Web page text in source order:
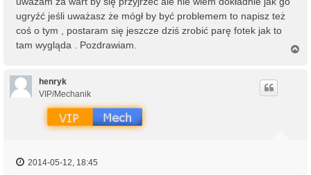
ugryźć jeśli uważasz że mógł by być problemem to napisz też
coś o tym , postaram się jeszcze dziś zrobić parę fotek jak to
tam wygląda . Pozdrawiam.
henryk
VIP/Mechanik
2014-05-12, 18:45